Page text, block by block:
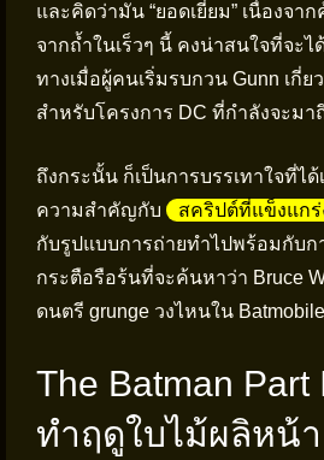
และคิดว่ามัน “ยอดเยี่ยม” เนื่องจา
จากถ้ำในเร็วๆ นี้ คงน่าสนใจที่จะ
ทางเมื่อผู้คนเริ่มรบกวน Gunn เกี่
สำหรับโครงการ DC ที่กำลังจะมา
ถึงกระนั้น ก็เป็นการบรรเทาใจที่ได้
ความสำคัญกับ
สคริปต์ที่แข็งแกร่
กับรูปแบบการถ่ายทำไปพร้อมกับกา
กระตือรือร้นที่จะค้นหาว่า Bruce
ดนตรี grunge วงไหนใน
The Batman Part
ทำฤดูใบไม้ผลิหน้า